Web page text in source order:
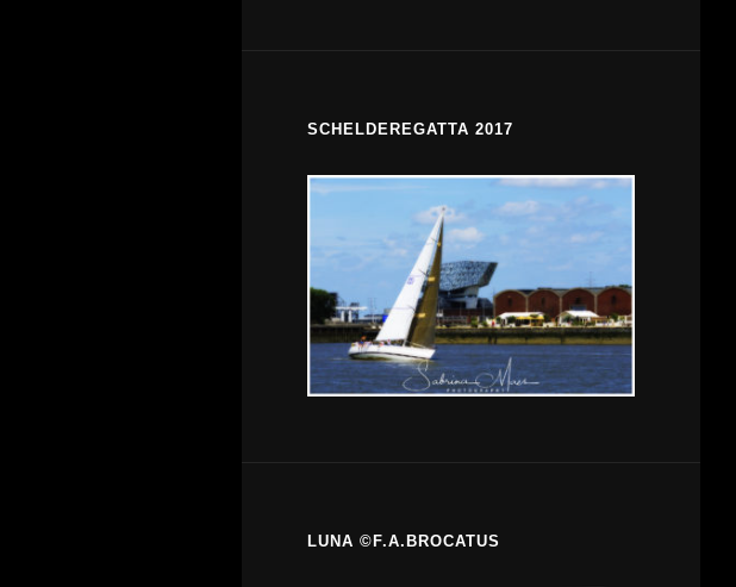
SCHELDEREGATTA 2017
LUNA ©F.A.BROCATUS